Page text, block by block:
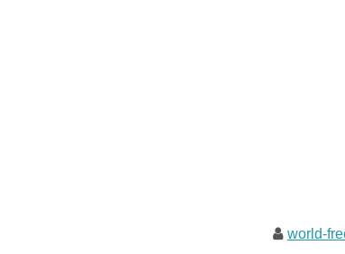
world-